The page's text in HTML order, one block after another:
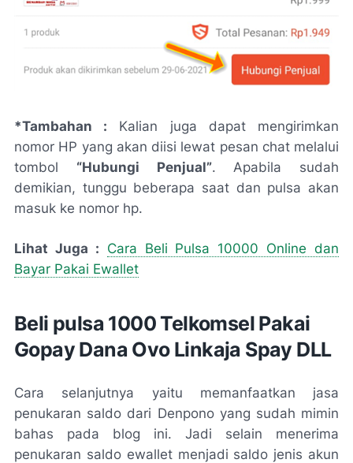
*Tambahan : Kalian juga dapat mengirimkan
nomor HP yang akan diisi lewat pesan chat melalui
tombol “Hubungi Penjual”. Apabila sudah
demikian, tunggu beberapa saat dan pulsa akan
masuk ke nomor hp.
Lihat Juga : Cara Beli Pulsa 10000 Online dan
Bayar Pakai Ewallet
Beli pulsa 1000 Telkomsel Pakai
Gopay Dana Ovo Linkaja Spay DLL
Cara selanjutnya yaitu memanfaatkan jasa
penukaran saldo dari Denpono yang sudah mimin
bahas pada blog ini. Jadi selain menerima
penukaran saldo ewallet menjadi saldo jenis akun